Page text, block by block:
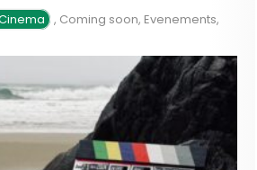
, Coming soon, Evenements,